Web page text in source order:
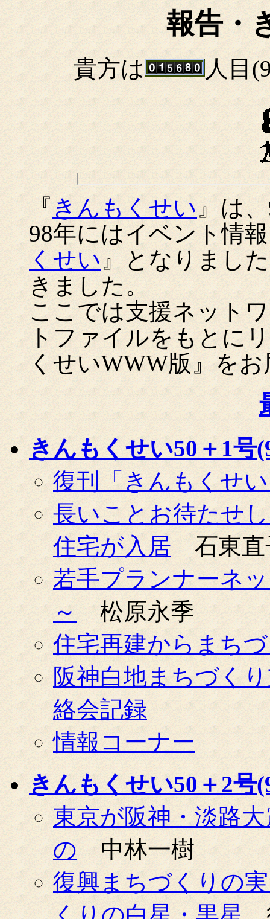
報告・
貴方は 人目
『 きんもくせい』は
98年にはイベント情
くせい』となりまし
きました。
ここでは支援ネット
トファイルをもとに
くせいWWW版』を
きんもくせい50＋1号
復刊「きんもくせ
長いことお待たせ
住宅が入居 石東直
若手プランナーネ
～ 松原永季
住宅再建からまち
阪神白地まちづく
絡会記録
情報コーナー
きんもくせい50＋2号
東京が阪神・淡路
の 中林一樹
復興まちづくりの